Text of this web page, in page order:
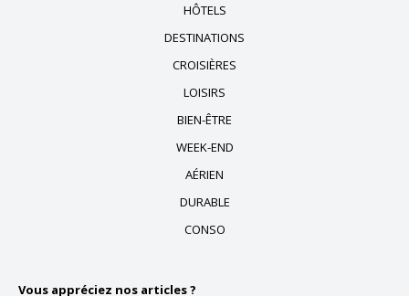
HÔTELS
DESTINATIONS
CROISIÈRES
LOISIRS
BIEN-ÊTRE
WEEK-END
AÉRIEN
DURABLE
CONSO
Vous appréciez nos articles ?